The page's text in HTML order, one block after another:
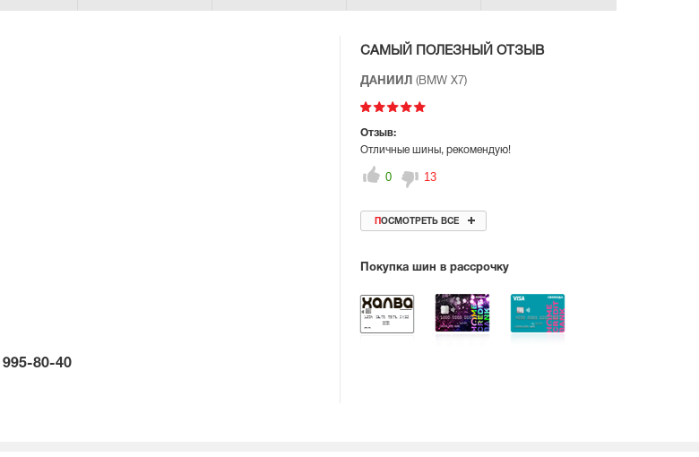
995-80-40
САМЫЙ ПОЛЕЗНЫЙ ОТЗЫВ
ДАНИИЛ (BMW X7)
Отзыв:
Отличные шины, рекомендую!
0 13
ПОСМОТРЕТЬ ВСЕ
Покупка шин в рассрочку